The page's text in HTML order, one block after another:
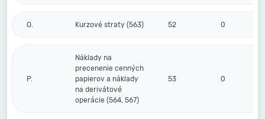
O. Kurzové straty (563) 52 0
P.
Náklady na
precenenie cenných
papierov a náklady
na derivátové
operácie (564, 567)
53 0